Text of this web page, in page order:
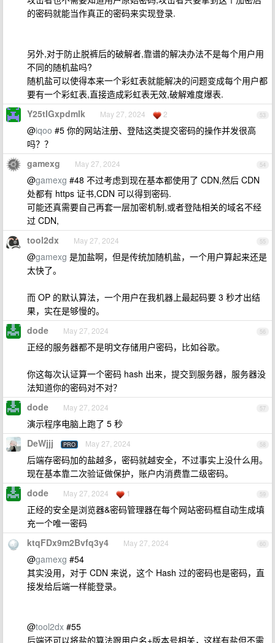
的密码就能当作真正的密码来实现登录.
另外,对于防止脱裤后的破解者,靠谱的解决办法不是每个用户用
不同的随机盐吗?
随机盐可以使得本来一个彩虹表就能解决的问题变成每个用户都
要有一个彩虹表,直接造成彩虹表无效,破解难度爆表.
53
Y25tIGxpdmlk May 27, 2024 2
@iqoo #5 你的网站注册、登陆这类提交密码的操作并发很高
吗？？
54
gamexg May 27, 2024
@gamexg #48 不过考虑到现在基本都使用了 CDN,然后 CDN
处都有 https 证书,CDN 可以得到密码.
可能还真需要自己再套一层加密机制,或者登陆相关的域名不经
过 CDN,
55
tool2dx May 27, 2024
@gamexg 是加盐啊，但是传统加随机盐，一个用户算起来还是
太快了。
而 OP 的默认算法，一个用户在我机器上最起码要 3 秒才出结
果，实在是够慢的。
56
dode May 27, 2024
正经的服务器都不是明文存储用户密码，比如谷歌。
你这每次认证算一个密码 hash 出来，提交到服务器，服务器没
法知道你的密码对不对？
57
dode May 27, 2024
演示程序电脑上跑了 5 秒
58
DeWjjj PRO May 27, 2024
后端存密码加的盐越多，密码就越安全，不过事实上没什么用。
现在基本靠二次验证做保护，账户内消费靠二级密码。
59
dode May 27, 2024 1
正经的安全是浏览器&密码管理器在每个网站密码框自动生成填
充一个唯一密码
60
ktqFDx9m2Bvfq3y4 May 27, 2024
@gamexg #54
其实没用，对于 CDN 来说，这个 Hash 过的密码也是密码，直
接发给后端一样能登录。
@tool2dx #55
后端还可以将盐的算法跟用户名+版本号相关，这样有盐但不需